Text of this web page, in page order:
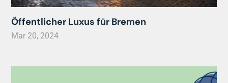
Öffentlicher Luxus für Bremen
Mar 20, 2024